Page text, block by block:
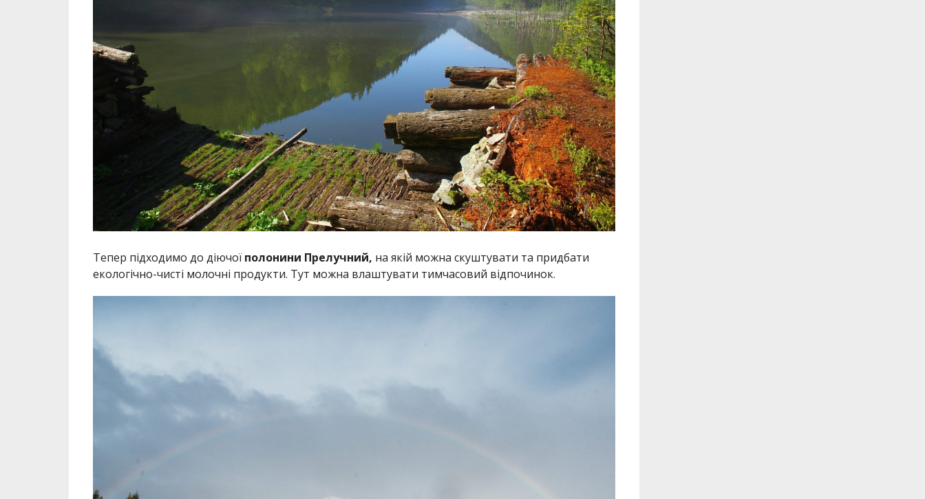
Тепер підходимо до діючоїполонини Прелучний, на якій можна скуштувати та придбати
екологічно-чисті молочні продукти. Тут можна влаштувати тимчасовий відпочинок.